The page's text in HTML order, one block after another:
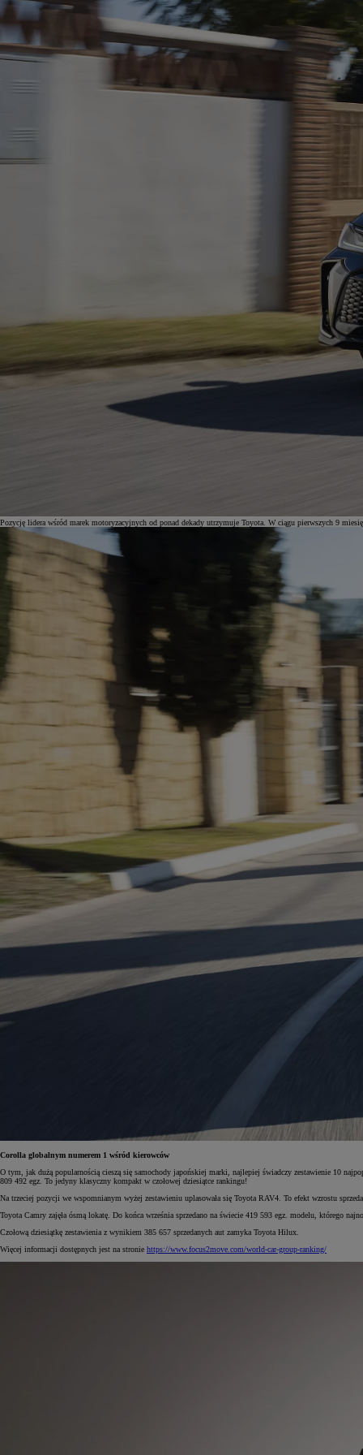
Od105 300 zł
Corolla Hatchback
HYBRID
Pozycję lidera wśród marek motoryzacyjnych od ponad dekady utrzymuje Toyota. W ciągu pierwszych 9
Corolla globalnym numerem 1 wśród kierowców
O tym, jak dużą popularnością cieszą się samochody japońskiej marki, najlepiej świadczy zestawienie 10
809 492 egz. To jedyny klasyczny kompakt w czołowej dziesiątce rankingu!
Na trzeciej pozycji we wspomnianym wyżej zestawieniu uplasowała się Toyota RAV4. To efekt wzrostu
Toyota Camry zajęła ósmą lokatę. Do końca września sprzedano na świecie 419 593 egz. modelu, którego
Czołową dziesiątkę zestawienia z wynikiem 385 657 sprzedanych aut zamyka Toyota Hilux.
Więcej informacji dostępnych jest na stronie https://www.focus2move.com/world-car-group-ranking/